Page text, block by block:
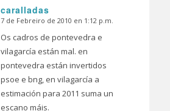
caralladas
Dice:
7 de Febreiro de 2010 en 1:12 p.m.
Os cadros de pontevedra e
vilagarcía están mal. en
pontevedra están invertidos
psoe e bng, en vilagarcía a
estimación para 2011 suma un
escano máis.